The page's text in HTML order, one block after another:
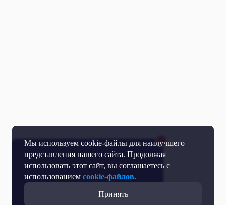
Мы используем cookie-файлы для наилучшего
представления нашего сайта. Продолжая
использовать этот сайт, вы соглашаетесь с
использованием cookie-файлов.
Принять